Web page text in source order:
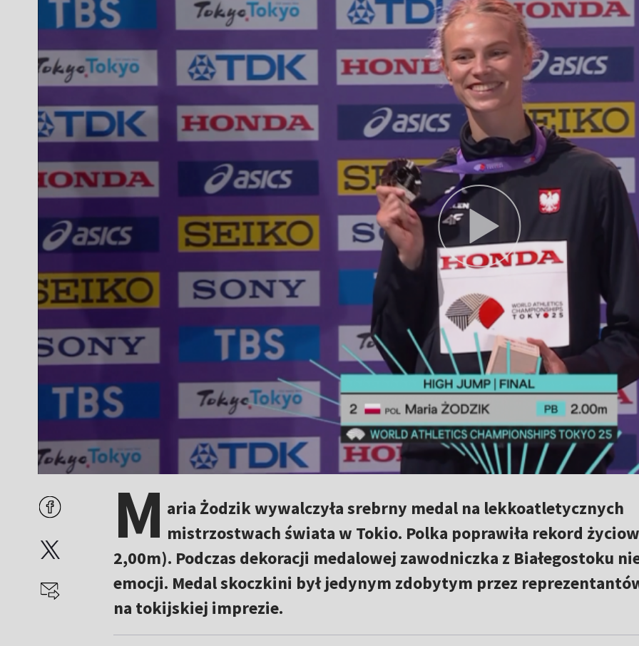
M aria Żodzik wywalczyła srebrny medal na lekkoatletycznych
mistrzostwach świata w Tokio. Polka poprawiła rekord
2,00m). Podczas dekoracji medalowej zawodniczka z Białegostoku
emocji. Medal skoczkini był jedynym zdobytym przez
na tokijskiej imprezie.